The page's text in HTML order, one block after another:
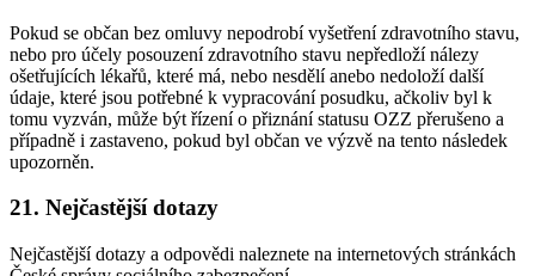
Pokud se občan bez omluvy nepodrobí vyšetření zdravotního stavu,
nebo pro účely posouzení zdravotního stavu nepředloží nálezy
ošetřujících lékařů, které má, nebo nesdělí anebo nedoloží další
údaje, které jsou potřebné k vypracování posudku, ačkoliv byl k
tomu vyzván, může být řízení o přiznání statusu OZZ přerušeno a
případně i zastaveno, pokud byl občan ve výzvě na tento následek
upozorněn.
21. Nejčastější dotazy
Nejčastější dotazy a odpovědi naleznete na internetových stránkách